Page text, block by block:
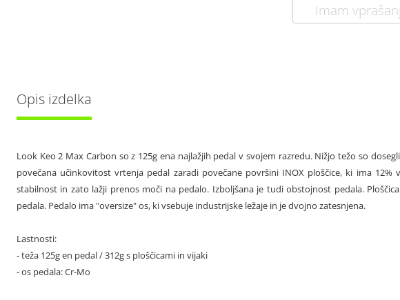
Imam
Opis izdelka
Look Keo 2 Max Carbon so z 125g ena najlažjih pedal v svojem razredu. Nižjo težo so
povečana učinkovitost vrtenja pedal zaradi povečane površini INOX ploščice, ki ima
stabilnost in zato lažji prenos moči na pedalo. Izboljšana je tudi obstojnost pedala.
pedala. Pedalo ima "oversize" os, ki vsebuje industrijske ležaje in je dvojno zatesnjena.
Lastnosti:
- teža 125g en pedal / 312g s ploščicami in vijaki
- os pedala: Cr-Mo